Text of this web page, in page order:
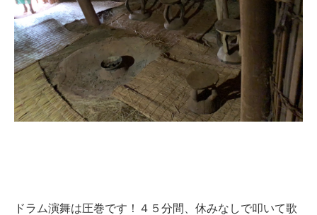
ドラム演舞は圧巻です！ ４５分間、休みなしで叩いて歌